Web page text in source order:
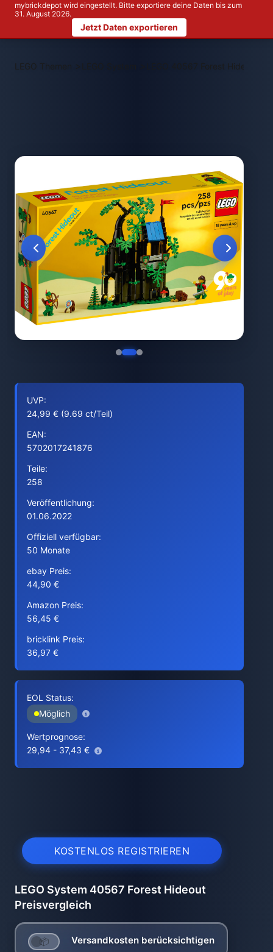
mybrickdepot wird eingestellt. Bitte exportiere deine Daten bis zum
31. August 2026.
Jetzt Daten exportieren
LEGO Themen > LEGO 40567 Forest Hideout
UVP:
24,99 € (9.69 ct/Teil)
EAN:
5702017241876
Teile:
258
Veröffentlichung:
01.06.2022
Offiziell verfügbar:
50 Monate
ebay Preis:
44,90 €
Amazon Preis:
56,45 €
bricklink Preis:
36,97 €
EOL Status:
Möglich
Wertprognose:
29,94 - 37,43 €
KOSTENLOS REGISTRIEREN
LEGO System 40567 Forest Hideout
Preisvergleich
Versandkosten berücksichtigen